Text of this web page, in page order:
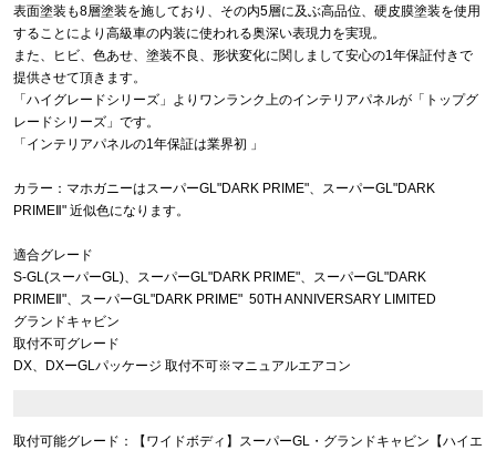
表面塗装も8層塗装を施しており、その内5層に及ぶ高品位、硬皮膜塗装を使用
することにより高級車の内装に使われる奥深い表現力を実現。
また、ヒビ、色あせ、塗装不良、形状変化に関しまして安心の1年保証付きで
提供させて頂きます。
「ハイグレードシリーズ」よりワンランク上のインテリアパネルが「トップグ
レードシリーズ」です。
「インテリアパネルの1年保証は業界初 」
カラー：マホガニーはスーパーGL"DARK PRIME"、スーパーGL"DARK
PRIMEⅡ" 近似色になります。
適合グレード
S-GL(スーパーGL)、スーパーGL"DARK PRIME"、スーパーGL"DARK
PRIMEⅡ"、スーパーGL"DARK PRIME" 50TH ANNIVERSARY LIMITED
グランドキャビン
取付不可グレード
DX、DXーGLパッケージ 取付不可※マニュアルエアコン
取付可能グレード：【ワイドボディ】スーパーGL・グランドキャビン【ハイエ